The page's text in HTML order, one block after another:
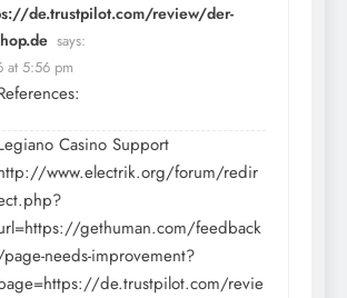
de.trustpilot.com/review/der-
says:
at 5:56 pm
Casino Support
www.electrik.org/forum/redir
gethuman.com/feedback
needs-improvement?
de.trustpilot.com/revie